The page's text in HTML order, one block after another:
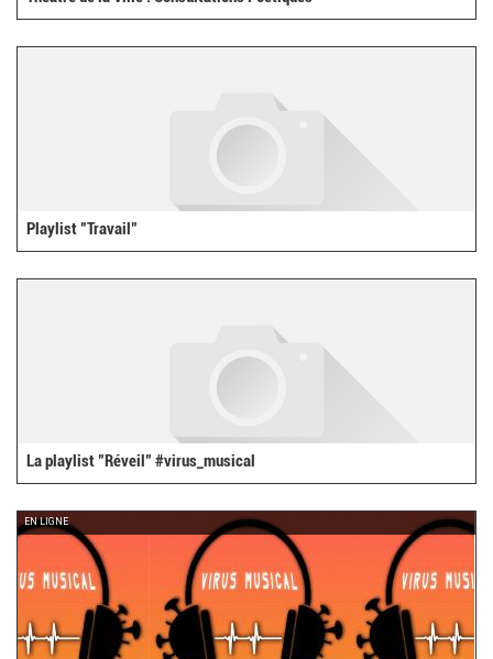
Playlist "Travail"
La playlist "Réveil" #virus_musical
EN LIGNE